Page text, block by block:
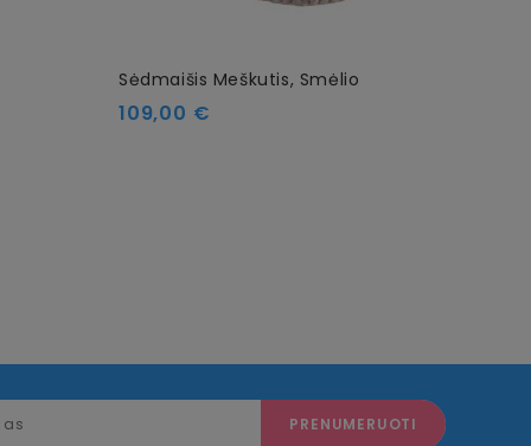
Sėdmaišis Meškutis, Smėlio
Kaina
109,00 €